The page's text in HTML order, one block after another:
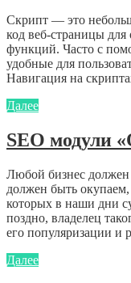
Скрипт — это
код веб-страницы
функций. Часто с
удобные для
Навигация на
Далее
SEO модули
Любой бизнес
должен быть окупаем,
которых в наши дни
поздно, владелец
его популяризации и
Далее